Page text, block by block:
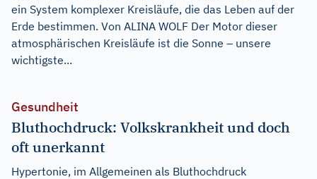
ein System komplexer Kreisläufe, die das Leben auf der
Erde bestimmen. Von ALINA WOLF Der Motor dieser
atmosphärischen Kreisläufe ist die Sonne – unsere
wichtigste...
Gesundheit
Bluthochdruck: Volkskrankheit und doch
oft unerkannt
Hypertonie, im Allgemeinen als Bluthochdruck